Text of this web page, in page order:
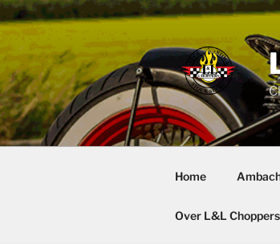
Ga
naar
inhoud
Home
Over L&L Choppers